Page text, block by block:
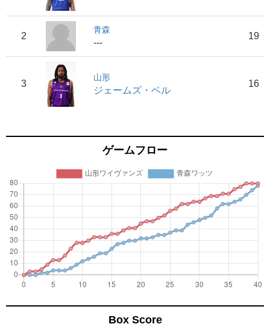
2
青森
---
19
3
山形
ジェームズ・ベル
16
ゲームフロー
Box Score